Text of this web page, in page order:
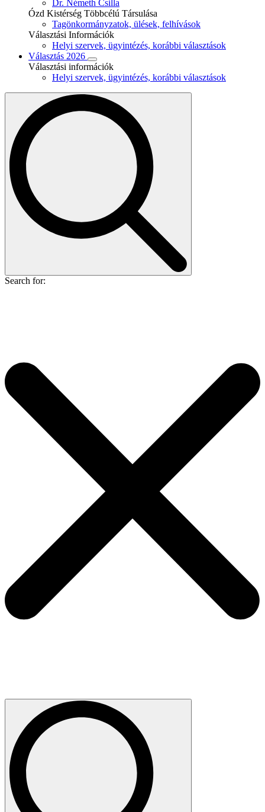
Dr. Németh Csilla
Ózd Kistérség Többcélú Társulása
Tagönkormányzatok, ülések, felhívások
Választási Információk
Helyi szervek, ügyintézés, korábbi választások
Választás 2026
Választási információk
Helyi szervek, ügyintézés, korábbi választások
Search for: